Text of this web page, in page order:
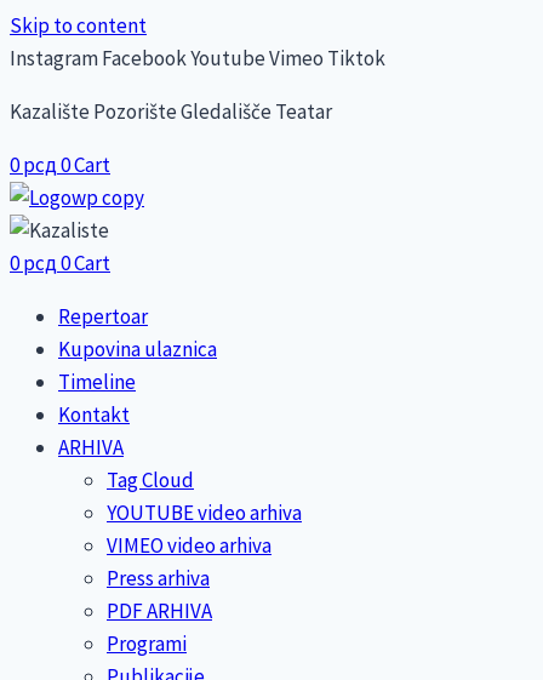
Skip to content
InstagramFacebookYoutubeVimeo Tiktok
Kazalište Pozorište Gledališče Teatar
0рсд0Cart
0рсд0Cart
Repertoar
Kupovina ulaznica
Timeline
Kontakt
ARHIVA
Tag Cloud
YOUTUBE video arhiva
VIMEO video arhiva
Press arhiva
PDF ARHIVA
Programi